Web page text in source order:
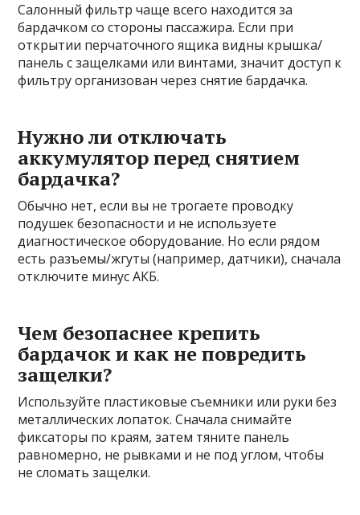
Салонный фильтр чаще всего находится за
бардачком со стороны пассажира. Если при
открытии перчаточного ящика видны крышка/
панель с защелками или винтами, значит доступ к
фильтру организован через снятие бардачка.
Нужно ли отключать
аккумулятор перед снятием
бардачка?
Обычно нет, если вы не трогаете проводку
подушек безопасности и не используете
диагностическое оборудование. Но если рядом
есть разъемы/жгуты (например, датчики), сначала
отключите минус АКБ.
Чем безопаснее крепить
бардачок и как не повредить
защелки?
Используйте пластиковые съемники или руки без
металлических лопаток. Сначала снимайте
фиксаторы по краям, затем тяните панель
равномерно, не рывками и не под углом, чтобы
не сломать защелки.